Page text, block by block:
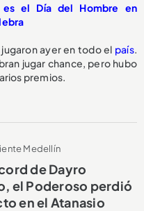
es el Día del Hombre en
ayer en todo el país.
jugar chance, pero hubo
premios.
Medellín
de Dayro
el Poderoso perdió
en el Atanasio